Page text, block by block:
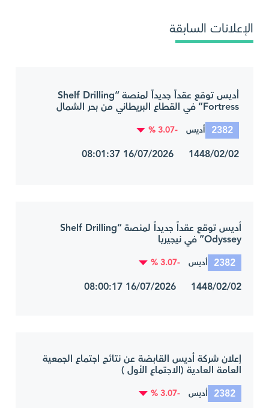
الإعلانات السابقة
أديس توقع عقداً جديداً لمنصة “Shelf Drilling
Fortress” في القطاع البريطاني من بحر الشمال
2382 أديس -3.07 %
1448/02/02 16/07/2026 08:01:37
أديس توقع عقداً جديداً لمنصة “Shelf Drilling
Odyssey” في نيجيريا
2382 أديس -3.07 %
1448/02/02 16/07/2026 08:00:17
إعلان شركة أديس القابضة عن نتائج اجتماع الجمعية
العامة العادية (الاجتماع الأول )
2382 أديس -3.07 %